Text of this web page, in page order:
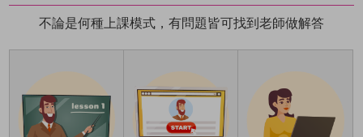
不論是何種上課模式，有問題皆可找到老師做解答